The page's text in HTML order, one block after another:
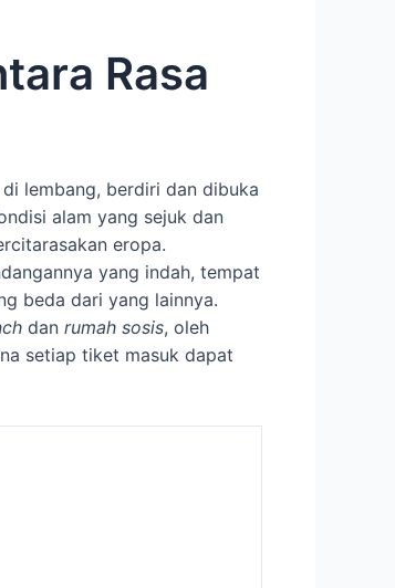
Rasa
lembang, berdiri dan dibuka
alam yang sejuk dan
eropa.
yang indah, tempat
beda dari yang lainnya.
dan rumah sosis, oleh
setiap tiket masuk dapat